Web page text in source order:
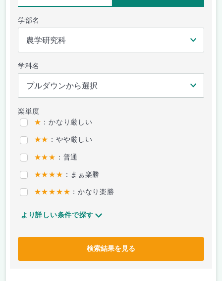
学部名
学科名
楽単度
★ ：かなり厳しい
★★ ：やや厳しい
★★★ ：普通
★★★★ ：まぁ楽勝
★★★★★ ：かなり楽勝
より詳しい条件で探す
検索結果を見る